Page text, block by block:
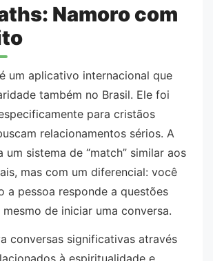
Namoro com
um aplicativo internacional que
também no Brasil. Ele foi
para cristãos
relacionamentos sérios. A
um sistema de “match” similar aos
mas com um diferencial: você
a pessoa responde a questões
de iniciar uma conversa.
conversas significativas através